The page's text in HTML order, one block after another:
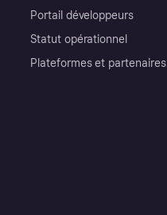
Portail développeurs
Statut opérationnel
Plateformes et partenaires